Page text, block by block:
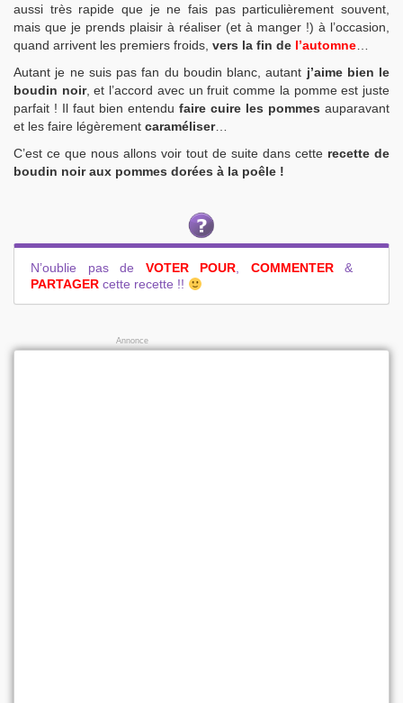
aussi très rapide que je ne fais pas particulièrement souvent,
mais que je prends plaisir à réaliser (et à manger !) à l’occasion,
quand arrivent les premiers froids, vers la fin de l’automne…
Autant je ne suis pas fan du boudin blanc, autant j’aime bien le
boudin noir, et l’accord avec un fruit comme la pomme est juste
parfait ! Il faut bien entendu faire cuire les pommes auparavant
et les faire légèrement caraméliser…
C’est ce que nous allons voir tout de suite dans cette recette de
boudin noir aux pommes dorées à la poêle !
N’oublie pas de VOTER POUR, COMMENTER&
PARTAGER cette recette !!